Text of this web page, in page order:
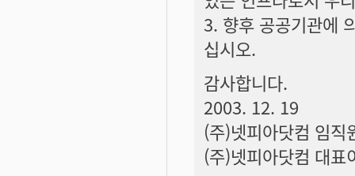
3. 향후 공공기관에
십시오.
감사합니다.
2003. 12. 19
(주)넷피아닷컴 임직
(주)넷피아닷컴 대표